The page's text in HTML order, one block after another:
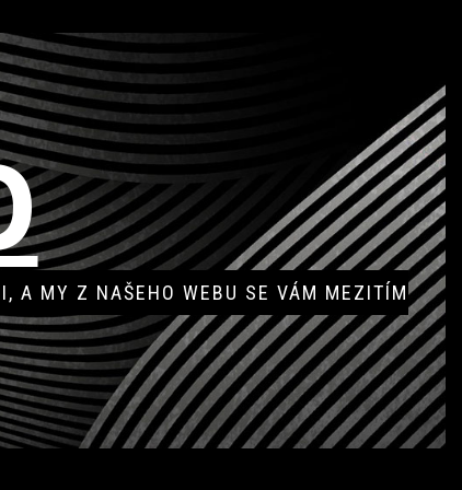
A MY Z NAŠEHO WEBU SE VÁM MEZITÍM